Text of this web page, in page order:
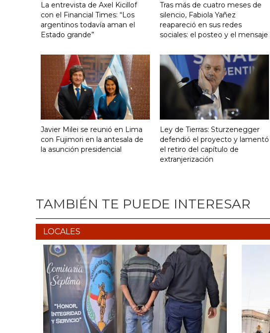
La entrevista de Axel Kicillof
con el Financial Times: “Los
argentinos todavía aman el
Estado grande”
Tras más de cuatro meses de
silencio, Fabiola Yañez
reapareció en sus redes
sociales: el posteo y el mensaje
Javier Milei se reunió en Lima
con Fujimori en la antesala de
la asunción presidencial
Ley de Tierras: Sturzenegger
defendió el proyecto y lamentó
el retiro del capítulo de
extranjerización
TAMBIÉN TE PUEDE INTERESAR
LOCALES